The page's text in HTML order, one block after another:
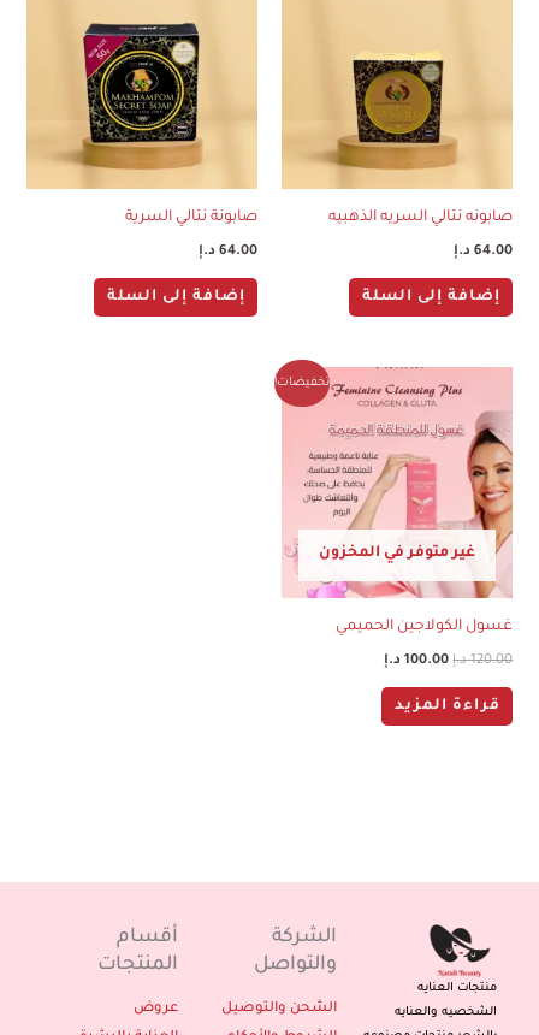
صابونه نتالي السريه الذهبيه
64.00 د.إ
إضافة إلى السلة
صابونة نتالي السرية
64.00 د.إ
إضافة إلى السلة
تخفيضات!
غير متوفر في المخزون
غسول الكولاجين الحميمي
120.00 د.إ
الأصلي
120.00 د.إ.
100.00 د.إ
الحالي
100.00 د.إ.
قراءة المزيد
منتجات العنايه
الشخصيه والعنايه
الشركة
والتواصل
الشحن والتوصيل
أقسام
المنتجات
عروض